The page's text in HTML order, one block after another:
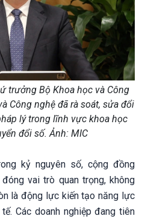
trưởng Bộ Khoa học và Công
Công nghệ đã rà soát, sửa đổi
lý trong lĩnh vực khoa học
đổi số. Ảnh: MIC
kỷ nguyên số, cộng đồng
vai trò quan trọng, không
là động lực kiến tạo năng lực
Các doanh nghiệp đang tiên